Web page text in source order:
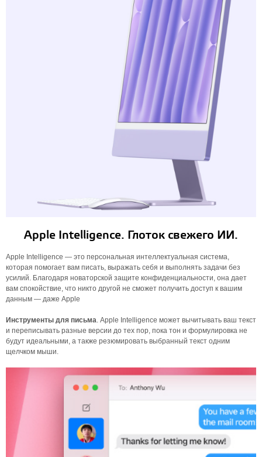
Apple Intelligence. Глоток свежего ИИ.
Apple Intelligence — это персональная интеллектуальная система,
которая помогает вам писать, выражать себя и выполнять задачи без
усилий. Благодаря новаторской защите конфиденциальности, она дает
вам спокойствие, что никто другой не сможет получить доступ к вашим
данным — даже Apple
Инструменты для письма. Apple Intelligence может вычитывать ваш текст
и переписывать разные версии до тех пор, пока тон и формулировка не
будут идеальными, а также резюмировать выбранный текст одним
щелчком мыши.